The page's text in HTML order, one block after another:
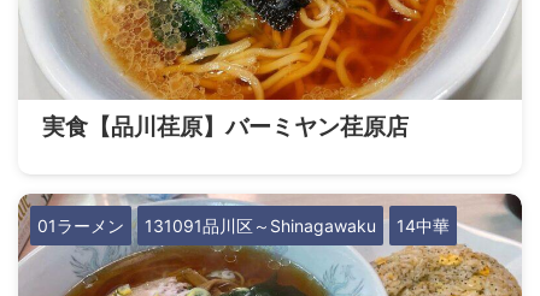
実食【品川荏原】バーミヤン荏原店
01ラーメン 131091品川区～Shinagawaku 14中華